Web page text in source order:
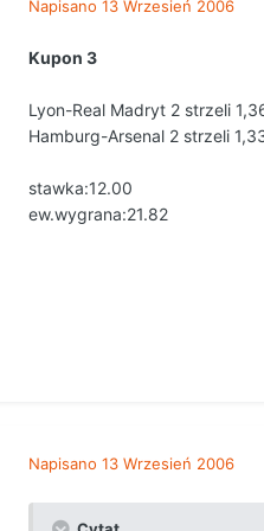
Napisano 13 Wrzesień 2006
Kupon 3
Lyon-Real Madryt 2 strzeli
Hamburg-Arsenal 2 strzeli
stawka:12.00
ew.wygrana:21.82
Napisano 13 Wrzesień 2006